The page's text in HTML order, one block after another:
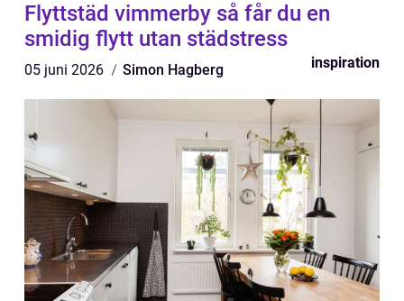
Flyttstäd vimmerby så får du en
smidig flytt utan städstress
05 juni 2026 Simon Hagberg inspiration